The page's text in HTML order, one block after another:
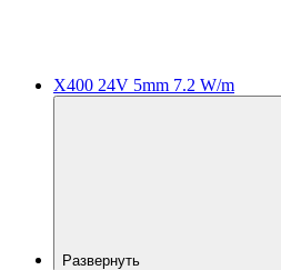
X400 24V 5mm 7.2 W/m
Развернуть